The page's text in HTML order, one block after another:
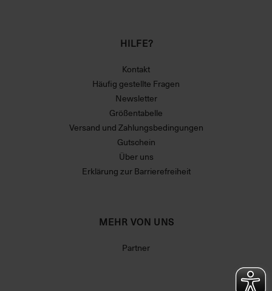
HILFE?
Kontakt
Häufig gestellte Fragen
Newsletter
Größentabelle
Versand und Zahlungsbedingungen
Gutschein
Über uns
Erklärung zur Barrierefreiheit
MEHR VON UNS
Partner